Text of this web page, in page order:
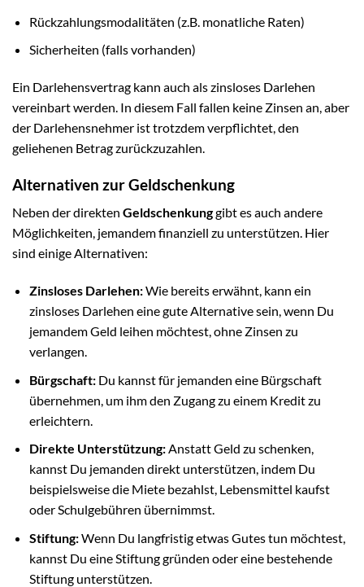
Rückzahlungsmodalitäten (z.B. monatliche Raten)
Sicherheiten (falls vorhanden)
Ein Darlehensvertrag kann auch als zinsloses Darlehen
vereinbart werden. In diesem Fall fallen keine Zinsen an, aber
der Darlehensnehmer ist trotzdem verpflichtet, den
geliehenen Betrag zurückzuzahlen.
Alternativen zur Geldschenkung
Neben der direkten Geldschenkunggibt es auch andere
Möglichkeiten, jemandem finanziell zu unterstützen. Hier
sind einige Alternativen:
Zinsloses Darlehen:Wie bereits erwähnt, kann ein
zinsloses Darlehen eine gute Alternative sein, wenn Du
jemandem Geld leihen möchtest, ohne Zinsen zu
verlangen.
Bürgschaft:Du kannst für jemanden eine Bürgschaft
übernehmen, um ihm den Zugang zu einem Kredit zu
erleichtern.
Direkte Unterstützung:Anstatt Geld zu schenken,
kannst Du jemanden direkt unterstützen, indem Du
beispielsweise die Miete bezahlst, Lebensmittel kaufst
oder Schulgebühren übernimmst.
Stiftung:Wenn Du langfristig etwas Gutes tun möchtest,
kannst Du eine Stiftung gründen oder eine bestehende
Stiftung unterstützen.